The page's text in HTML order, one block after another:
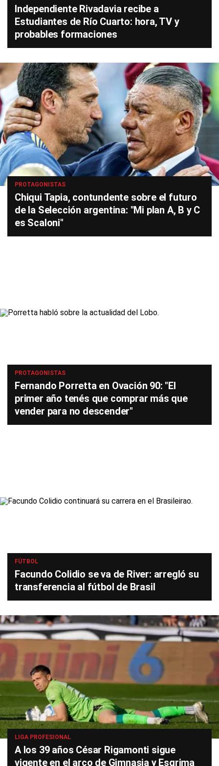
Independiente Rivadavia recibe a
Estudiantes de Río Cuarto: hora, TV y
probables formaciones
PROTAGONISTAS
Chiqui Tapia, contundente sobre el futuro
de la Selección argentina: "Mi plan A, B y C
es Scaloni"
PROTAGONISTAS
Fernando Porretta en Ovación 90: "El
primer año tenés que comprar más que
vender para no descender"
FÚTBOL
Facundo Colidio se va de River: arregló su
transferencia al fútbol de Brasil
LIGA PROFESIONAL
A los 39 años César Rigamonti sigue
vigente en el arco de Gimnasia y Esgrima